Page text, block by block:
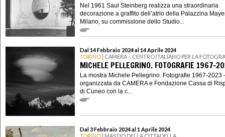
Nel 1961 Saul Steinberg realizza una straordinaria
decorazione a graffito dell’atrio della Palazzina
Milano, su commissione dello Studio...
Dal 14 Febbraio 2024 al 14 Aprile 2024
TORINO | CAMERA – CENTRO ITALIANO PER LA
MICHELE PELLEGRINO. FOTOGRAFIE 1967-
La mostra Michele Pellegrino. Fotografie 1967-2023
organizzata da CAMERA e Fondazione Cassa di
di Cuneo con la c...
Dal 3 Febbraio 2024 al 1 Aprile 2024